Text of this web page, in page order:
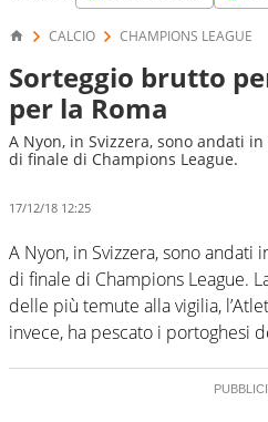
CALCIO CHAMPIONS LEAGUE
Sorteggio brutto
per la Roma
A Nyon, in Svizzera, sono andati
di finale di Champions League.
17/12/18 12:25
A Nyon, in Svizzera, sono andati
di finale di Champions League.
delle più temute alla vigilia,
invece, ha pescato i portoghesi